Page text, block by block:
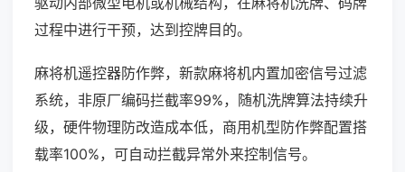
过程中进行干预，达到控牌目的。
麻将机遥控器防作弊，新款麻将机内置加密信号过滤
系统，非原厂编码拦截率99%，随机洗牌算法持续升
级，硬件物理防改造成本低，商用机型防作弊配置搭
载率100%，可自动拦截异常外来控制信号。